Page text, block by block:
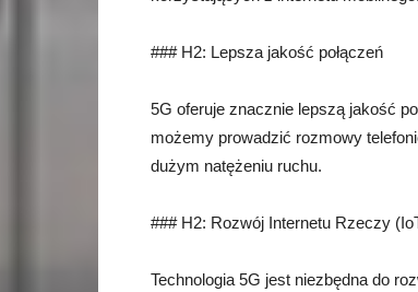
### H2: Lepsza jakość połączeń
5G oferuje znacznie lepszą jakość
możemy prowadzić rozmowy
dużym natężeniu ruchu.
### H2: Rozwój Internetu Rzeczy
Technologia 5G jest niezbędna do